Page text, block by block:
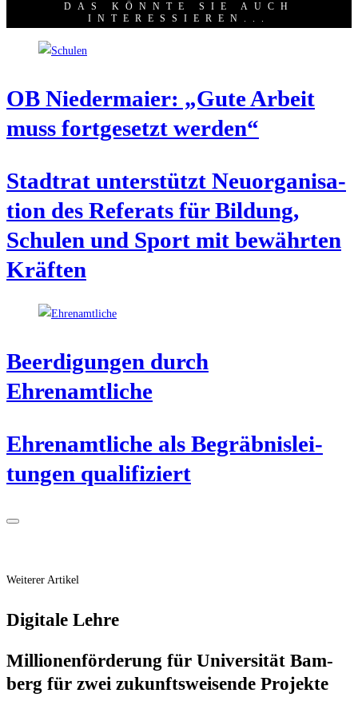
DAS KÖNNTE SIE AUCH
INTERESSIEREN...
OB Nie­der­mai­er: „Gute Arbeit
muss fort­ge­setzt werden“
Stadt­rat unter­stützt Neu­or­ga­ni­sa­
ti­on des Refe­rats für Bil­dung,
Schu­len und Sport mit bewähr­ten
Kräften
Beer­di­gun­gen durch
Ehrenamtliche
Ehren­amt­li­che als Begräb­nis­lei­
tun­gen qualifiziert
Weiterer Artikel
Digi­ta­le Lehre
Mil­lio­nen­för­de­rung für Uni­ver­si­tät Bam­
berg für zwei zukunfts­wei­sen­de Projekte